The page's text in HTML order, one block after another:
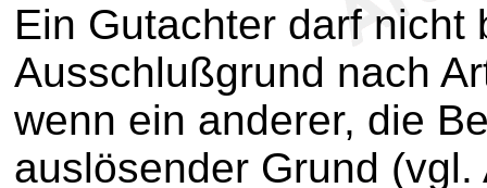
Ein Gutachter darf nicht
Ausschlußgrund nach
wenn ein anderer, die
auslösender Grund